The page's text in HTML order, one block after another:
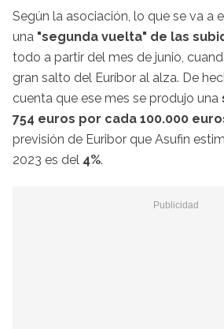
Según la asociación, lo que se va a
una "segunda vuelta" de las
todo a partir del mes de junio,
gran salto del Euríbor al alza. De
cuenta que ese mes se produjo una
754 euros por cada 100.000
previsión de Euribor que Asufin
2023 es del 4%.